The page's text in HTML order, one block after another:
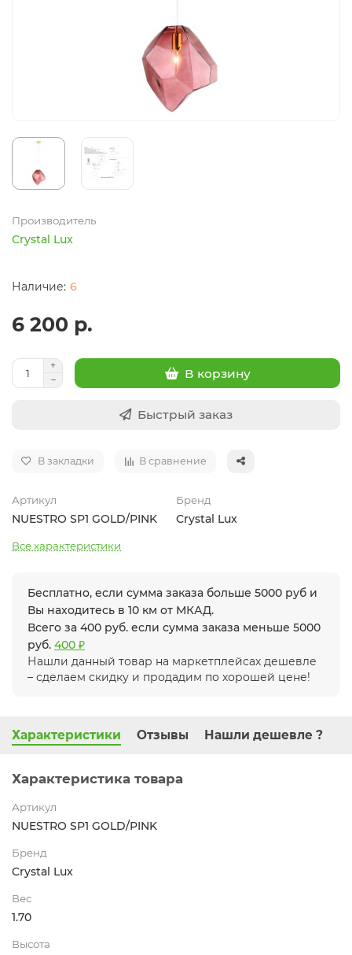
Производитель
Crystal Lux
6
6 200 р.
В корзину
Быстрый заказ
В закладки В сравнение
Артикул
NUESTRO SP1 GOLD/PINK
Бренд
Crystal Lux
Все характеристики
Бесплатно, если сумма заказа больше 5000 руб и
Вы находитесь в 10 км от МКАД.
Всего за 400 руб. если сумма заказа меньше 5000
руб. 400 ₽
Нашли данный товар на маркетплейсах дешевле
– сделаем скидку и продадим по хорошей цене!
Характеристики Отзывы Нашли дешевле ?
Характеристика товара
Артикул
NUESTRO SP1 GOLD/PINK
Бренд
Crystal Lux
Вес
1.70
Высота